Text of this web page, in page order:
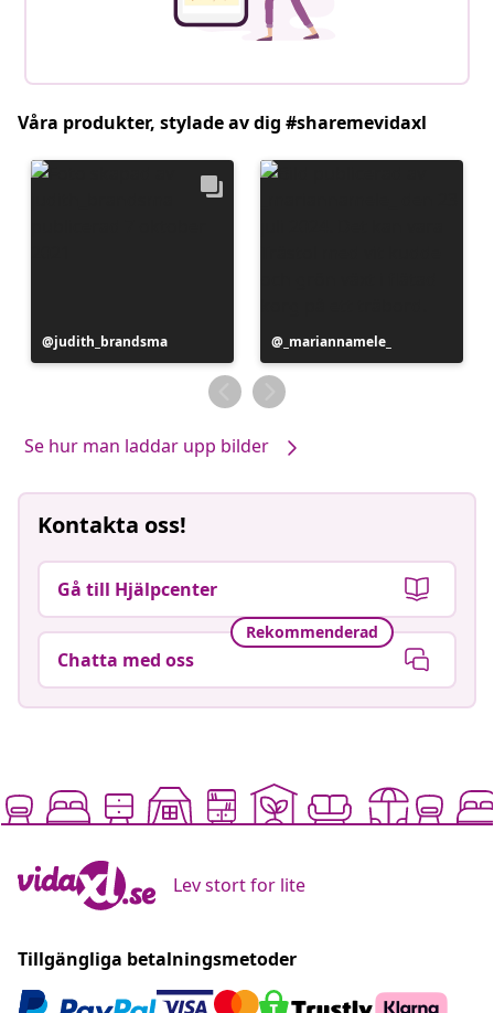
Våra produkter, stylade av dig #sharemevidaxl
Inlägg
publicerat
judith_brandsma
Inlägg
publicerat
av
_mariannamele_
Se hur man laddar upp bilder
Kontakta oss!
Gå till Hjälpcenter
Rekommenderad
Chatta med oss
Lev stort for lite
Tillgängliga betalningsmetoder